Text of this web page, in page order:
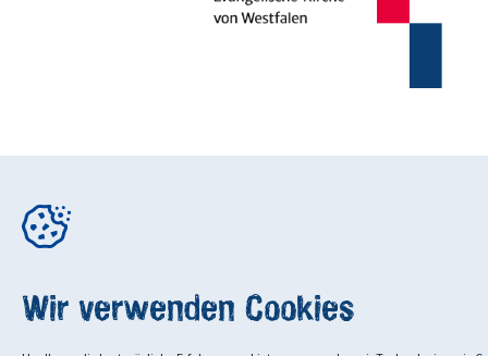
Wir verwenden Cookies